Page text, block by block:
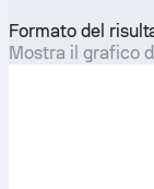
Formato del
Mostra il grafico